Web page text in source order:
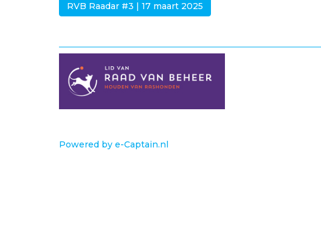
RVB Raadar #3 | 17 maart 2025
Powered by e-Captain.nl